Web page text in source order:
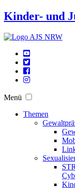
Kinder- und
Menü
Themen